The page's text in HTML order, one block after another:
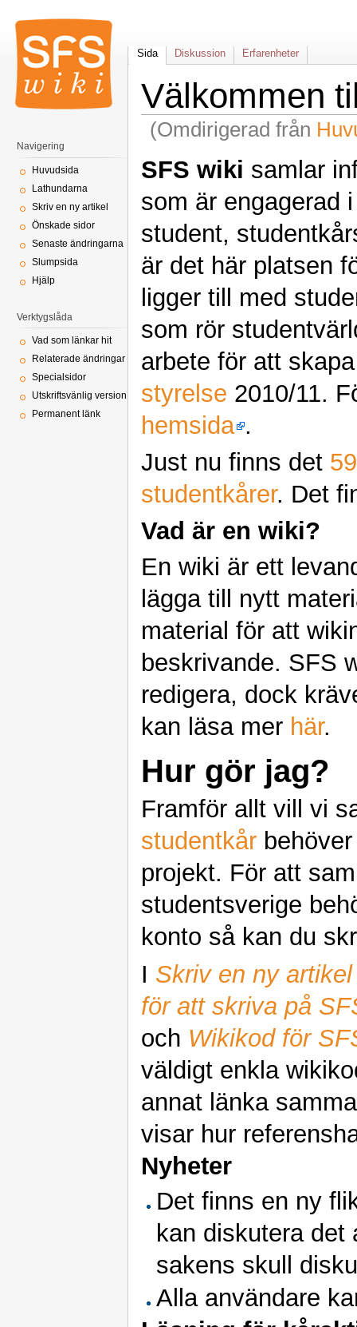
Välkommen
(Omdirigerad från
SFS wiki samlar
som är engagerad
student,
är det här platsen
ligger till med
som rör
arbete för att
styrelse 2010/11.
hemsida .
Just nu finns det
studentkårer. Det
Vad är en wiki?
En wiki är ett
lägga till nytt
material för att
beskrivande. SFS
redigera, dock
kan läsa mer här.
Hur gör jag?
Framför allt vill vi
studentkår
projekt. För att
studentsverige
konto så kan du
I Skriv en ny artikel
för att skriva på
och Wikikod för
väldigt enkla
annat länka
visar hur
Nyheter
Det finns en ny
kan diskutera det
sakens skull
Alla användare
Sida Diskussion Erfarenheter
Navigering
Huvudsida
Lathundarna
Skriv en ny artikel
Önskade sidor
Senaste ändringarna
Slumpsida
Hjälp
Verktygslåda
Vad som länkar hit
Relaterade ändringar
Specialsidor
Utskriftsvänlig version
Permanent länk